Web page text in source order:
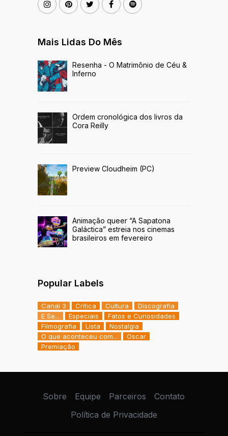
Mais Lidas Do Mês
Resenha - O Matrimônio de Céu &
Inferno
Ordem cronológica dos livros da
Cora Reilly
Preview Cloudheim (PC)
Animação queer “A Sapatona
Galáctica” estreia nos cinemas
brasileiros em fevereiro
Popular Labels
Canal 3 Crítica Cultura
Discografia
E Se...
Especiais
Fatos e Curiosidades
Filmografia
Lista
Nostalgia
O que aconteceu com...
Oscar
Premiação
Sobre Equipe Parceiros
Contato
Política de Privacidade